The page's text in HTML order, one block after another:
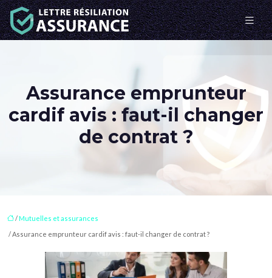
Assurance emprunteur
cardif avis : faut-il changer
de contrat ?
/Mutuelles et assurances
/ Assurance emprunteur cardif avis : faut-il changer de contrat ?